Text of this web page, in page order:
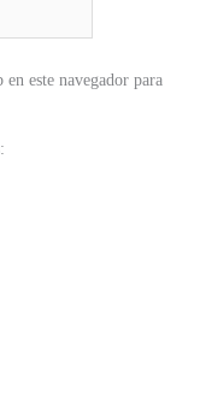
este navegador para